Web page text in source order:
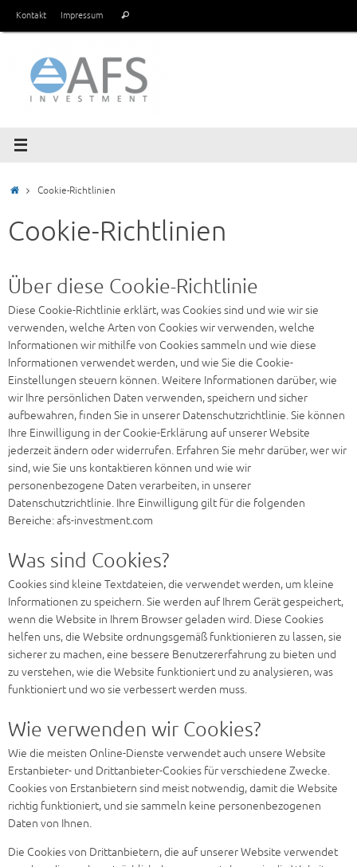
Kontakt Impressum Suchen
StartCookie-Richtlinien
Cookie-Richtlinien
Über diese Cookie-Richtlinie
Diese Cookie-Richtlinie erklärt, was Cookies sind und wie wir sie
verwenden, welche Arten von Cookies wir verwenden, welche
Informationen wir mithilfe von Cookies sammeln und wie diese
Informationen verwendet werden, und wie Sie die Cookie-
Einstellungen steuern können. Weitere Informationen darüber, wie
wir Ihre persönlichen Daten verwenden, speichern und sicher
aufbewahren, finden Sie in unserer Datenschutzrichtlinie. Sie können
Ihre Einwilligung in der Cookie-Erklärung auf unserer Website
jederzeit ändern oder widerrufen. Erfahren Sie mehr darüber, wer wir
sind, wie Sie uns kontaktieren können und wie wir
personenbezogene Daten verarbeiten, in unserer
Datenschutzrichtlinie. Ihre Einwilligung gilt für die folgenden
Bereiche: afs-investment.com
Was sind Cookies?
Cookies sind kleine Textdateien, die verwendet werden, um kleine
Informationen zu speichern. Sie werden auf Ihrem Gerät gespeichert,
wenn die Website in Ihrem Browser geladen wird. Diese Cookies
helfen uns, die Website ordnungsgemäß funktionieren zu lassen, sie
sicherer zu machen, eine bessere Benutzererfahrung zu bieten und
zu verstehen, wie die Website funktioniert und zu analysieren, was
funktioniert und wo sie verbessert werden muss.
Wie verwenden wir Cookies?
Wie die meisten Online-Dienste verwendet auch unsere Website
Erstanbieter- und Drittanbieter-Cookies für verschiedene Zwecke.
Cookies von Erstanbietern sind meist notwendig, damit die Website
richtig funktioniert, und sie sammeln keine personenbezogenen
Daten von Ihnen.
Die Cookies von Drittanbietern, die auf unserer Website verwendet